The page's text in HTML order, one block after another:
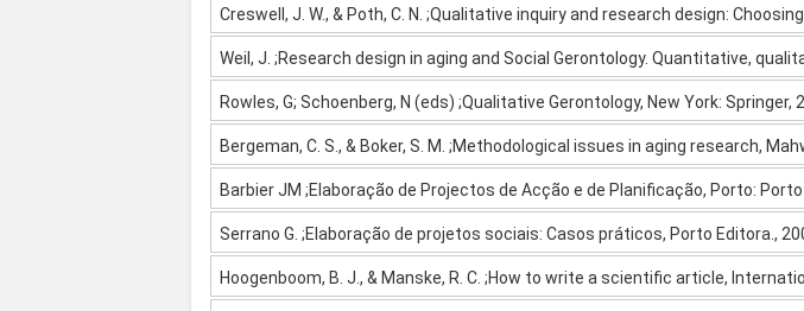
Creswell, J. W., & Poth, C. N. ;Qualitative inquiry and research design:
Weil, J. ;Research design in aging and Social Gerontology. Quantitative,
Rowles, G; Schoenberg, N (eds) ;Qualitative Gerontology, New York: Springer,
Bergeman, C. S., & Boker, S. M. ;Methodological issues in aging research,
Barbier JM ;Elaboração de Projectos de Acção e de Planificação, Porto:
Serrano G. ;Elaboração de projetos sociais: Casos práticos, Porto Editora.,
Hoogenboom, B. J., & Manske, R. C. ;How to write a scientific article,